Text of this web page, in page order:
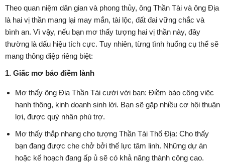
Theo quan niệm dân gian và phong thủy, ông Thần Tài và ông Địa
là hai vị thần mang lại may mắn, tài lộc, đất đai vững chắc và
bình an. Vì vậy, nếu bạn mơ thấy tượng hai vị thần này, đây
thường là dấu hiệu tích cực. Tuy nhiên, từng tình huống cụ thể sẽ
mang thông điệp riêng biệt:
1. Giấc mơ báo điềm lành
Mơ thấy ông Địa Thần Tài cười với bạn: Điềm báo công việc
hanh thông, kinh doanh sinh lời. Bạn sẽ gặp nhiều cơ hội thuận
lợi, được quý nhân phù trợ.
Mơ thấy thắp nhang cho tượng Thần Tài Thổ Địa: Cho thấy
bạn đang được che chở bởi thế lực tâm linh. Những dự án
hoặc kế hoạch đang ấp ủ sẽ có khả năng thành công cao.